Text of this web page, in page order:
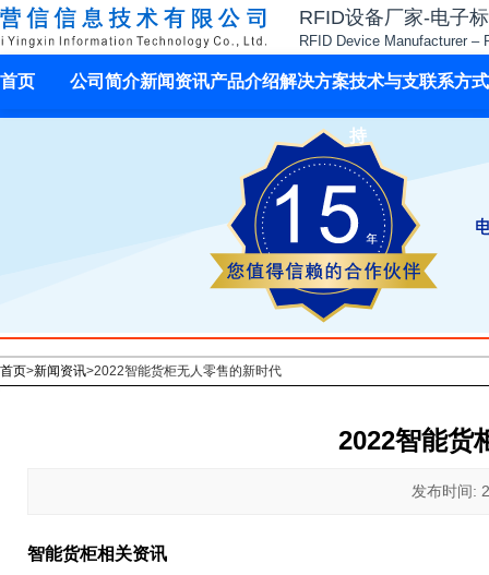
RFID设备厂家-电子
RFID Device Manufacturer –
首页 公司简介新闻资讯产品介绍解决方案技术与支
持
联系方式
首页>新闻资讯>2022智能货柜无人零售的新时代
2022智能货
发布时间:
智能货柜相关资讯